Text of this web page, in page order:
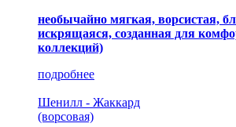
необычайно мягкая, ворсистая,
искрящаяся, созданная для
коллекций)
подробнее
Шенилл - Жаккард
(ворсовая)